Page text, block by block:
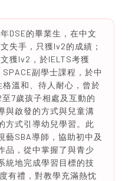
DSE的畢業生，在中文
失手，只獲lv2的成績；
獲lv2，於IELTS考獲
副學士課程，於中
溫和、待人耐心，曾於
7歲孩子相處及互動的
與啟發的方式與兒童溝
方式引導幼兒學習。此
藝SBA導師，協助初中及
品，從中掌握了與青少
統地完成學習目標的技
有禮，對教學充滿熱忱